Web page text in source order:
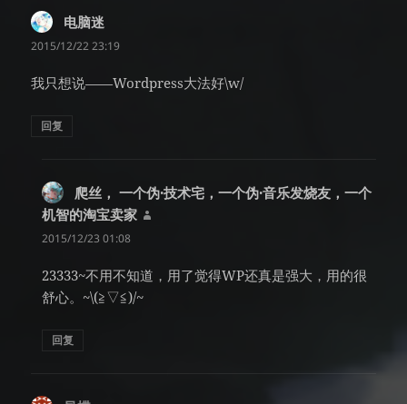
电脑迷
道：
2015/12/22 23:19
我只想说——Wordpress大法好\w/
回复
爬丝， 一个伪·技术宅，一个伪·音乐发烧友，一个
机智的淘宝卖家
2015/12/23 01:08
23333~不用不知道，用了觉得WP还真是强大，用的很
舒心。~\(≧▽≦)/~
回复